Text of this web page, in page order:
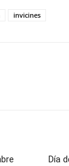
invicines
Día